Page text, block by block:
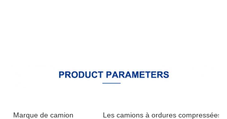
Marque de camion Les camions à ordures compressées